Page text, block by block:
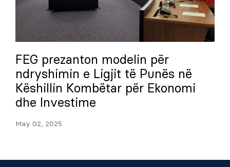
FEG prezanton modelin për
ndryshimin e Ligjit të Punës në
Këshillin Kombëtar për Ekonomi
dhe Investime
May 02, 2025